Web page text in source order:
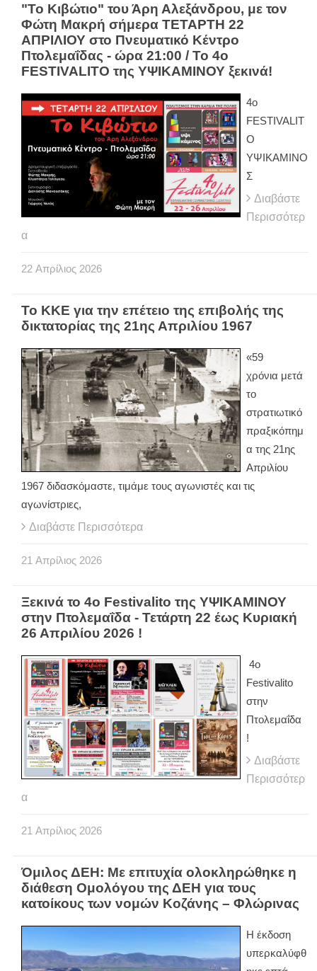
"Το Κιβώτιο" του Άρη Αλεξάνδρου, με τον
Φώτη Μακρή σήμερα ΤΕΤΑΡΤΗ 22
ΑΠΡΙΛΙΟΥ στο Πνευματικό Κέντρο
Πτολεμαΐδας - ώρα 21:00 / Το 4ο
FESTIVALITO της ΥΨΙΚΑΜΙΝΟΥ ξεκινά!
4ο
FESTIVALIT
O
ΥΨΙΚΑΜΙΝΟ
Σ
Διαβάστε
Περισσότερ
α
22 Απρίλιος 2026
Το ΚΚΕ για την επέτειο της επιβολής της
δικτατορίας της 21ης Απριλίου 1967
«59
χρόνια μετά
το
στρατιωτικό
πραξικόπημ
α της 21ης
Απριλίου
1967 διδασκόμαστε, τιμάμε τους αγωνιστές και τις
αγωνίστριες,
Διαβάστε Περισσότερα
21 Απρίλιος 2026
Ξεκινά το 4ο Festivalito της ΥΨΙΚΑΜΙΝΟΥ
στην Πτολεμαΐδα - Τετάρτη 22 έως Κυριακή
26 Απριλίου 2026 !
4ο
Festivalito
στην
Πτολεμαΐδα
!
Διαβάστε
Περισσότερ
α
21 Απρίλιος 2026
Όμιλος ΔΕΗ: Με επιτυχία ολοκληρώθηκε η
διάθεση Ομολόγου της ΔΕΗ για τους
κατοίκους των νομών Κοζάνης – Φλώρινας
Η έκδοση
υπερκαλύφθ